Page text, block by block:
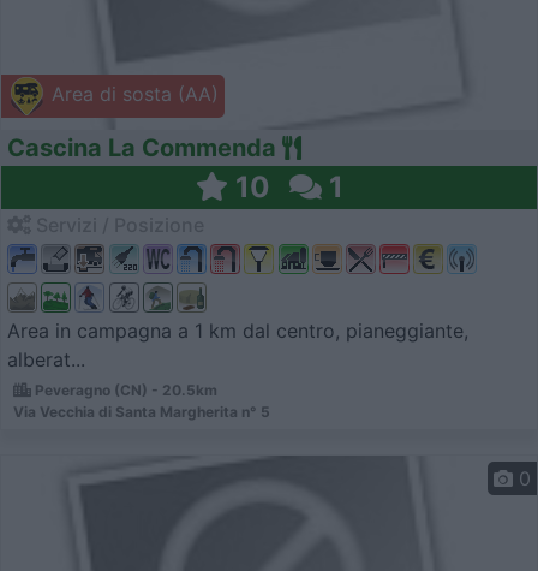
Area di sosta (AA)
Cascina La Commenda
10 1
Area in campagna a 1 km dal centro, pianeggiante,
alberat...
Peveragno (CN) - 20.5km
Via Vecchia di Santa Margherita n° 5
0